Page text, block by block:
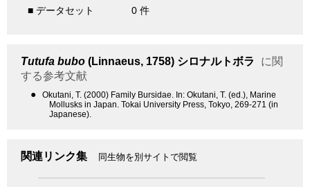
■ データセット
0 件
Tutufa bubo (Linnaeus, 1758) シロナルトボラ
に関
する参考文献
●
Okutani, T. (2000) Family Bursidae. In: Okutani, T. (ed.), Marine
Mollusks in Japan. Tokai University Press, Tokyo, 269-271 (in
Japanese).
関連リンク集 同生物を別サイトで閲覧